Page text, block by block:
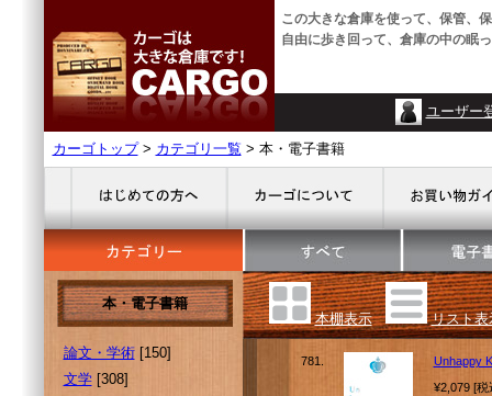
この大きな倉庫を使って、保管、
自由に歩き回って、倉庫の中の眠
ユーザー
カーゴトップ> カテゴリ一覧 > 本・電子書籍
本・電子書籍
論文・学術[150]
文学[308]
本棚表示 リスト表
781.
Unhappy
¥2,079 [